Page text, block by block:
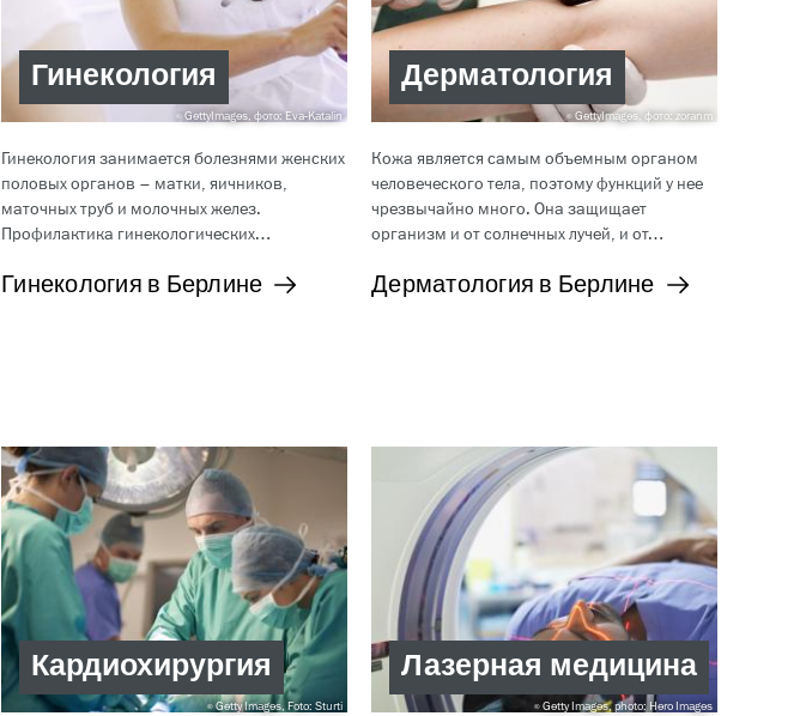
GettyImages, фото: Eva-Katalin
Гинекология
Гинекология занимается болезнями женских
половых органов – матки, яичников,
маточных труб и молочных желез.
Профилактика гинекологических…
Гинекология в Берлине
GettyImages, фото: zoranm
Дерматология
Кожа является самым объемным органом
человеческого тела, поэтому функций у нее
чрезвычайно много. Она защищает
организм и от солнечных лучей, и от…
Дерматология в Берлине
Getty Images, Foto: Sturti
Кардиохирургия
Getty Images, photo: Hero Images
Лазерная медицина